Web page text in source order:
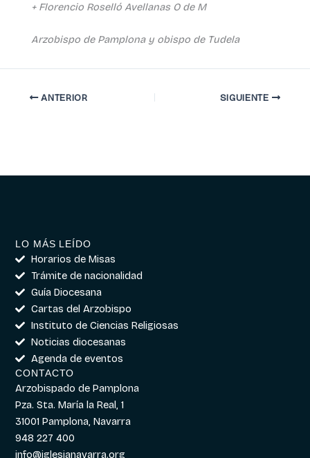
+ Florencio Roselló Avellanas O de M
Arzobispo de Pamplona y obispo de Tudela
ANTERIOR SIGUIENTE
LO MÁS LEÍDO
Horarios de Misas
Trámite de nacionalidad
Guía Diocesana
Cartas del Arzobispo
Instituto de Ciencias Religiosas
Noticias diocesanas
Agenda de eventos
CONTACTO
Arzobispado de Pamplona
Pza. Sta. María la Real, 1
31001 Pamplona, Navarra
948 227 400
info@iglesianavarra.org